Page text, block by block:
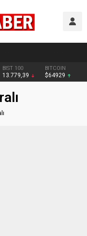
BIST 100
13.779,39
BITCOIN
$64929